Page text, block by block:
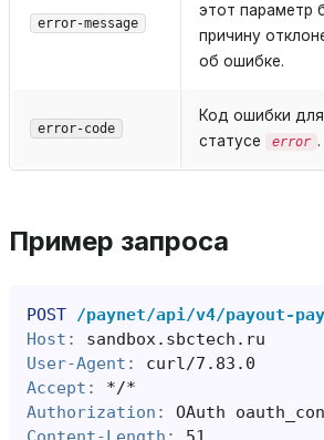
error-message
этот параметр
причину
об ошибке.
error-code
Код ошибки
статусе
error .
Пример запроса
POST /paynet/api/v4/payout-
Host :
sandbox.sbctech.ru
User-Agent :
curl/7.83.0
Accept :
*/*
Authorization :
OAuth